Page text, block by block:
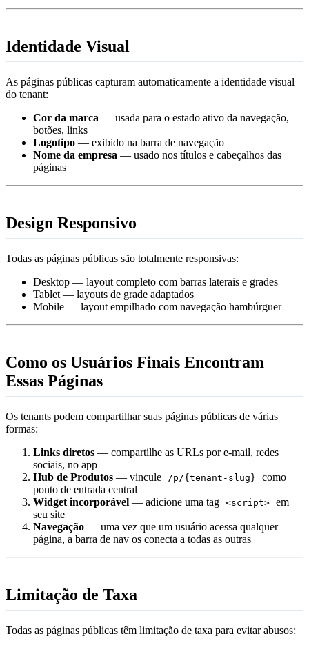
Identidade Visual
As páginas públicas capturam automaticamente a identidade visual
do tenant:
Cor da marca — usada para o estado ativo da navegação,
botões, links
Logotipo — exibido na barra de navegação
Nome da empresa — usado nos títulos e cabeçalhos das
páginas
Design Responsivo
Todas as páginas públicas são totalmente responsivas:
Desktop — layout completo com barras laterais e grades
Tablet — layouts de grade adaptados
Mobile — layout empilhado com navegação hambúrguer
Como os Usuários Finais Encontram
Essas Páginas
Os tenants podem compartilhar suas páginas públicas de várias
formas:
Links diretos — compartilhe as URLs por e-mail, redes
sociais, no app
Hub de Produtos — vincule /p/{tenant-slug}
como
ponto de entrada central
Widget incorporável — adicione uma tag <script> em
seu site
Navegação — uma vez que um usuário acessa qualquer
página, a barra de nav os conecta a todas as outras
Limitação de Taxa
Todas as páginas públicas têm limitação de taxa para evitar abusos: